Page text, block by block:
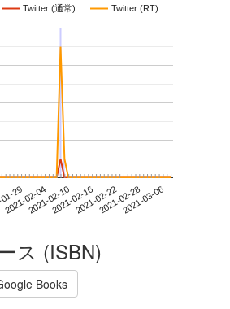
Twitter (通常) Twitter (RT)
29
2021-02-042021-02-102021-02-162021-02-222021-02-282021-03-06
ス (ISBN)
Books